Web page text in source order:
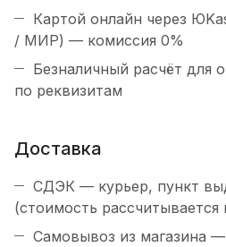
Картой онлайн через
/ МИР) — комиссия 0%
Безналичный расчёт для
по реквизитам
Доставка
СДЭК — курьер, пункт
(стоимость рассчитывается
Самовывоз из магазина